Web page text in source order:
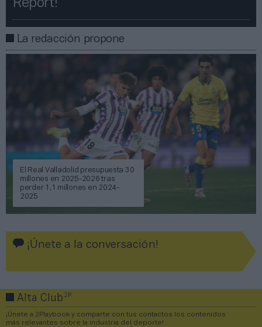
Report!​​
La redacción propone
El Real Valladolid presupuesta 30
millones en 2025-2026 tras
perder 1,1 millones en 2024-
2025
¡Únete a la conversación!
Alta Club2P
¡Únete a 2Playbook y comparte con tus contactos los contenidos
más relevantes sobre la industria del deporte!